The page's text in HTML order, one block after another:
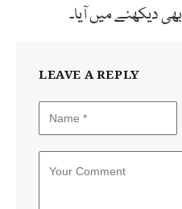
دیکھنے میں آیا۔
LEAVE A REPLY